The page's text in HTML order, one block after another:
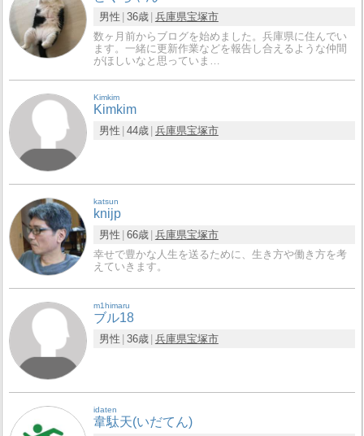
男性 36歳 兵庫県宝塚市
数ヶ月前からブログを始めました。兵庫県に住んでい
ます。一緒に更新作業などを報告し合えるような仲間
がほしいなと思っていま…
Kimkim
Kimkim
男性 44歳 兵庫県宝塚市
katsun
knijp
男性 66歳 兵庫県宝塚市
幸せで豊かな人生を送るために、生き方や働き方を考
えていきます。
m1himaru
ブル18
男性 36歳 兵庫県宝塚市
idaten
韋駄天(いだてん)